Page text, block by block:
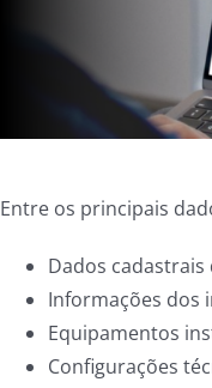
Entre os principais
Dados
Informações dos
Equipamentos
Configurações